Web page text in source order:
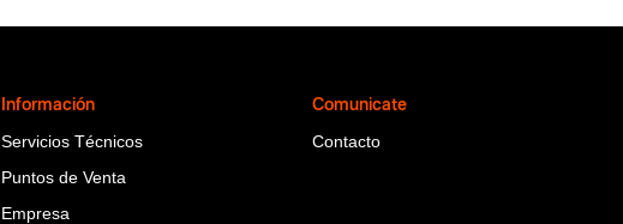
Información
Servicios Técnicos
Puntos de Venta
Empresa
Comunicate
Contacto